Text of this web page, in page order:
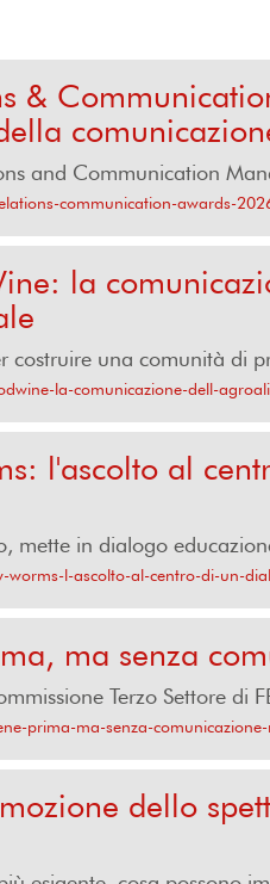
&
and Communication
communication-awards-
la
costruire una comunità di
la-comunicazione-dell-
l'ascolto al
mette in dialogo
l-ascolto-al-centro-di-un-
ma senza
Terzo Settore di
prima-ma-senza-
dello